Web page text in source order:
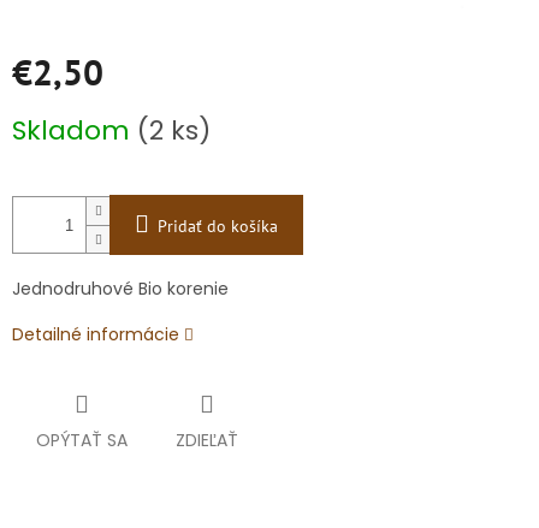
€2,50
cena:
Skladom (2 ks)
Pridať do košíka
Jednodruhové Bio korenie
Detailné informácie
OPÝTAŤ SA ZDIEĽAŤ